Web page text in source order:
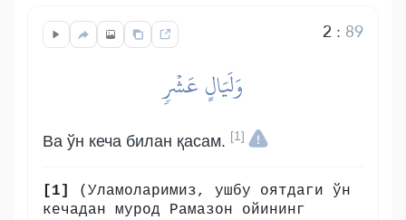
2 : 89
وَلَيَالٍ عَشۡرٖ
Ва ўн кеча билан қасам. [1]
[1]
(Уламоларимиз, ушбу оятдаги ўн
кечадан мурод Рамазон ойининг